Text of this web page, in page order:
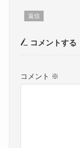
返信
コメントする
コメント ※